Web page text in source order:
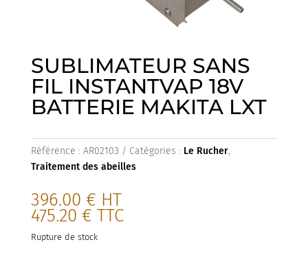
SUBLIMATEUR SANS
FIL INSTANTVAP 18V
BATTERIE MAKITA LXT
Référence : AR02103 Catégories : Le Rucher,
Traitement des abeilles
396.00 € HT
475.20 € TTC
Rupture de stock